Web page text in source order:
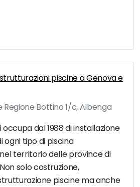
piscine a Genova e
Regione Bottino 1/c, Albenga
occupa dal 1988 di installazione
ogni tipo di piscina
territorio delle province di
solo costruzione,
piscine ma anche